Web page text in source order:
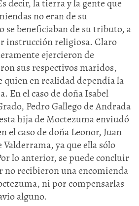
decir, la tierra y la gente que
no eran de su
se beneficiaban de su tributo, a
instrucción religiosa. Claro
ejercieron de
sus respectivos maridos,
quien en realidad dependía la
En el caso de doña Isabel
Pedro Gallego de Andrada
hija de Moctezuma enviudó
el caso de doña Leonor, Juan
Valderrama, ya que ella sólo
lo anterior, se puede concluir
no recibieron una encomienda
ni por compensarlas
alguno.